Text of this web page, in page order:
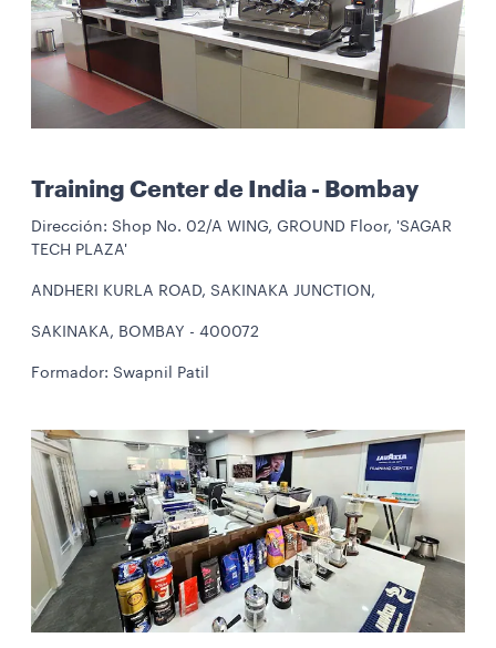
Training Center de India - Bombay
Dirección: Shop No. 02/A WING, GROUND Floor, 'SAGAR
TECH PLAZA'
ANDHERI KURLA ROAD, SAKINAKA JUNCTION,
SAKINAKA, BOMBAY - 400072
Formador: Swapnil Patil